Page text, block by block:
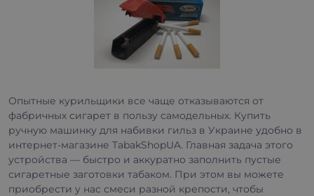
Опытные курильщики все чаще отказываются от
фабричных сигарет в пользу самодельных. Купить
ручную машинку для набивки гильз в Украине удобно в
интернет-магазине TabakShopUA. Главная задача этого
устройства — быстро и аккуратно заполнить пустые
сигаретные заготовки табаком. При этом вы можете
приобрести у нас смеси разной крепости, чтобы